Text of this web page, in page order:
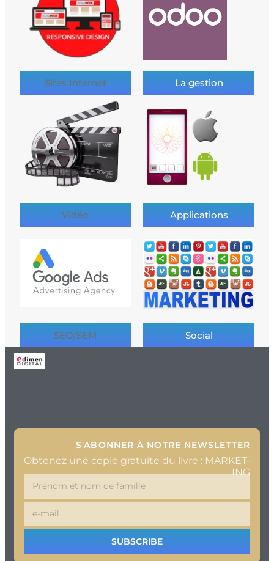
Sites Internet La gestion
Vidéo Applications
SEO/SEM Social
S'ABONNER À NOTRE NEWSLETTER
Obtenez une copie gratuite du livre : MARKET-
ING
SUBSCRIBE